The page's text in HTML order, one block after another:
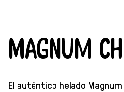
Magnum
El auténtico helado